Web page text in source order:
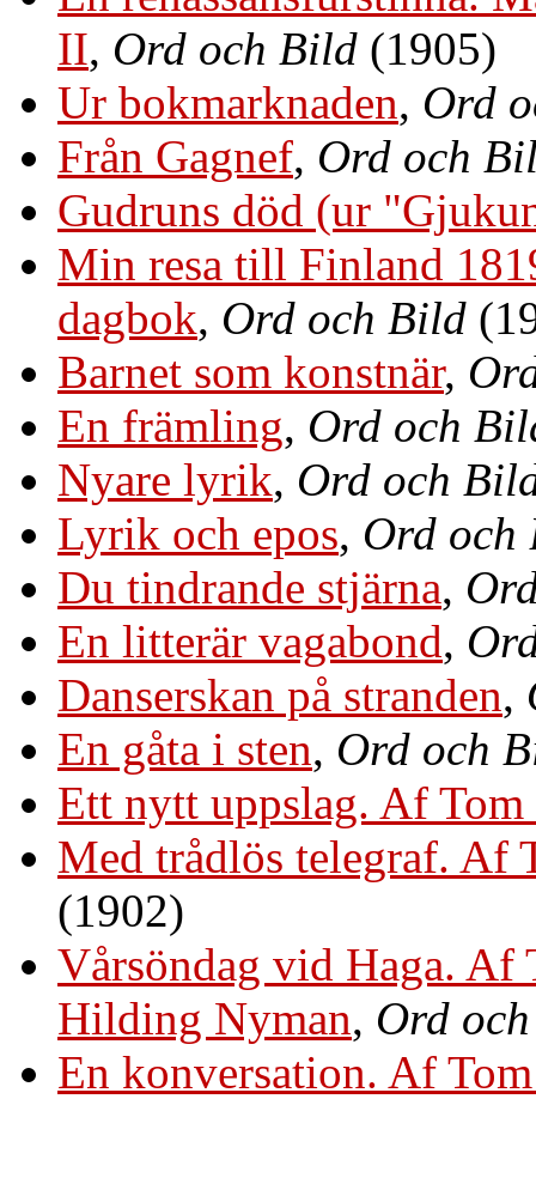
II, Ord och Bild (1905)
Ur bokmarknaden, Ord
Från Gagnef, Ord och
Gudruns död (ur
Min resa till Finland
dagbok, Ord och Bild
Barnet som konstnär,
En främling, Ord och
Nyare lyrik, Ord och
Lyrik och epos, Ord och
Du tindrande stjärna,
En litterär vagabond,
Danserskan på stranden,
En gåta i sten, Ord och
Ett nytt uppslag. Af Tom
Med trådlös telegraf. Af
(1902)
Vårsöndag vid Haga. Af
Hilding Nyman, Ord
En konversation. Af